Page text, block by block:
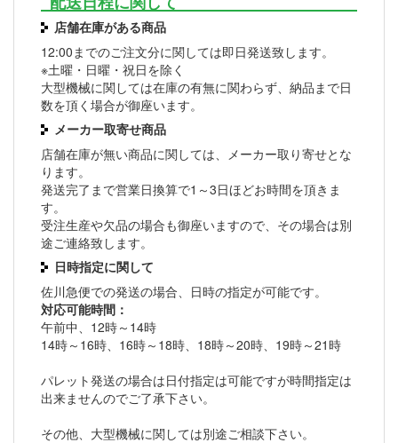
店舗在庫がある商品
12:00までのご注文分に関しては即日発送致します。
※土曜・日曜・祝日を除く
大型機械に関しては在庫の有無に関わらず、納品まで日
数を頂く場合が御座います。
メーカー取寄せ商品
店舗在庫が無い商品に関しては、メーカー取り寄せとな
ります。
発送完了まで営業日換算で1～3日ほどお時間を頂きま
す。
受注生産や欠品の場合も御座いますので、その場合は別
途ご連絡致します。
日時指定に関して
佐川急便での発送の場合、日時の指定が可能です。
対応可能時間：
午前中、12時～14時
14時～16時、16時～18時、18時～20時、19時～21時
パレット発送の場合は日付指定は可能ですが時間指定は
出来ませんのでご了承下さい。
その他、大型機械に関しては別途ご相談下さい。